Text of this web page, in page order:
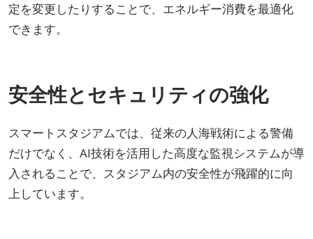
定を変更したりすることで、エネルギー消費を最適化
できます。
安全性とセキュリティの強化
スマートスタジアムでは、従来の人海戦術による警備
だけでなく、AI技術を活用した高度な監視システムが導
入されることで、スタジアム内の安全性が飛躍的に向
上しています。